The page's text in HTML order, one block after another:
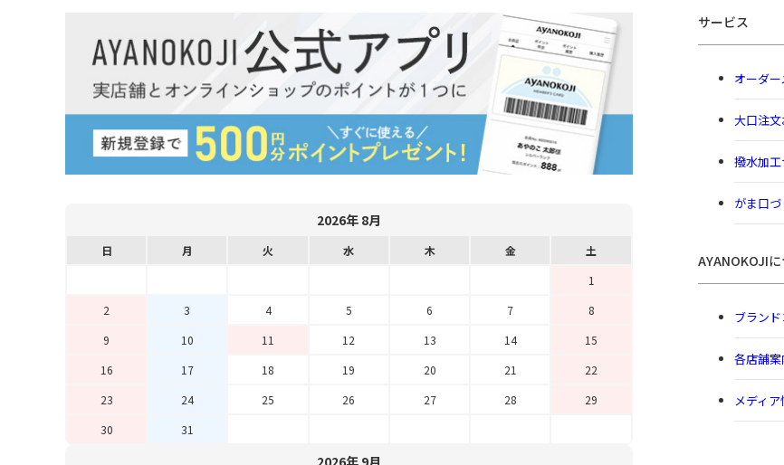
2026年 8月
日 月 火 水 木 金
土
1
2
3 4 5 6 7
8
9
10 11 12 13 14
15
16
17 18 19 20 21
22
23
24 25 26 27 28
29
30
31
2026年 9月
サービス
オーダー
大口注
撥水加
がま口
AYANOKOJI
ブラン
各店舗案
メディア